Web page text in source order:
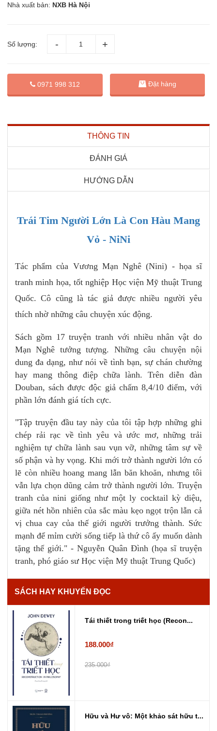
Nhà xuất bản: NXB Hà Nội
Số lượng:
0971 998 312 Đặt hàng
THÔNG TIN
ĐÁNH GIÁ
HƯỚNG DẪN
Trái Tim Người Lớn Là Con Hàu Mang
Vỏ - NiNi
Tác phẩm của Vương Mạn Nghê (Nini) - họa sĩ
tranh minh họa, tốt nghiệp Học viện Mỹ thuật Trung
Quốc. Cô cũng là tác giả được nhiều người yêu
thích nhờ những câu chuyện xúc động.
Sách gồm 17 truyện tranh với nhiều nhân vật do
Mạn Nghê tưởng tượng. Những câu chuyện nội
dung đa dạng, như nói về tình bạn, sự chán chường
hay mang thông điệp chữa lành. Trên diễn đàn
Douban, sách được độc giả chấm 8,4/10 điểm, với
phần lớn đánh giá tích cực.
"Tập truyện đầu tay này của tôi tập hợp những ghi
chép rải rạc về tình yêu và ước mơ, những trải
nghiệm tự chữa lành sau vụn vỡ, những tâm sự về
số phận và hy vọng. Khi mới trở thành người lớn có
lẽ còn nhiều hoang mang lẫn băn khoăn, nhưng tôi
vẫn lựa chọn dũng cảm trở thành người lớn. Truyện
tranh của nini giống như một ly cocktail kỳ diệu,
giữa nét hồn nhiên của sắc màu kẹo ngọt trộn lẫn cả
vị chua cay của thế giới người trưởng thành. Sức
mạnh để mỉm cười sống tiếp là thứ cô ấy muốn dành
tặng thế giới." - Nguyễn Quân Đình (họa sĩ truyện
tranh, phó giáo sư Học viện Mỹ thuật Trung Quốc)
SÁCH HAY KHUYẾN ĐỌC
Tái thiết trong triết học (Recon...
188.000₫
235.000₫
Hữu và Hư vô: Một khảo sát hữu t...